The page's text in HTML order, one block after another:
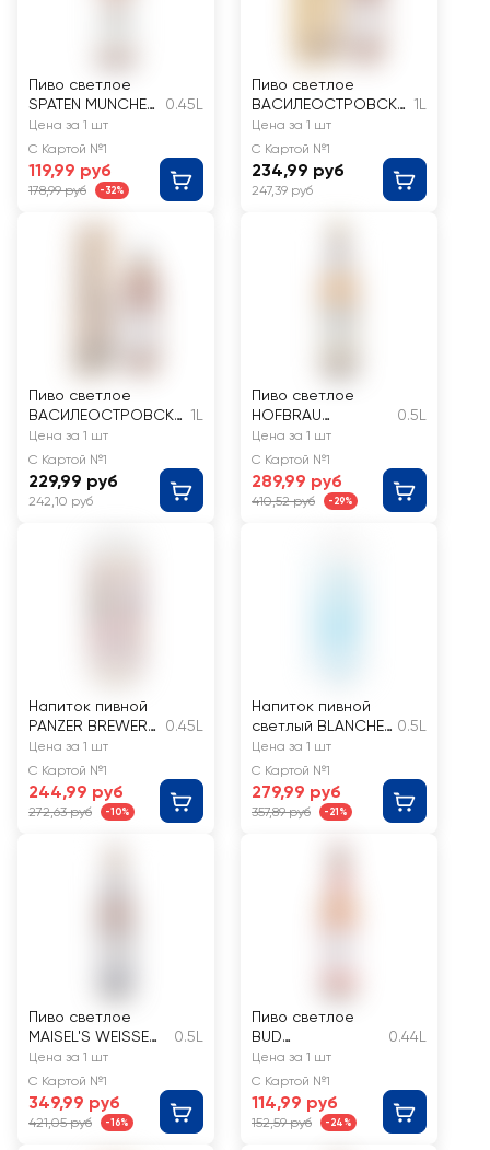
Пиво светлое
SPATEN MUNCHEN
Хеллес
пастеризованно
е 5,2%
0.45L
Цена за 1 шт
С Картой №1
119,99 руб
178,99 руб -32%
Пиво светлое
ВАСИЛЕОСТРОВСКО
Е Пшеничное
нефильтрованное
пастеризованное
неосветленное 4,5%
1L
Цена за 1 шт
С Картой №1
234,99 руб
247,39 руб
Пиво светлое
ВАСИЛЕОСТРОВСКО
Е Домашнее
нефильтрованное
пастеризованное
осветленное 4,5%
1L
Цена за 1 шт
С Картой №1
229,99 руб
242,10 руб
Пиво светлое
HOFBRAU
Хофброй
оригинальное
фильтрованное
пастеризованное,
5,1%
0.5L
Цена за 1 шт
С Картой №1
289,99 руб
410,52 руб -29%
Напиток пивной
PANZER BREWERY
Малинуа
нефильтрованны
й
непастеризованн
0.45L
Цена за 1 шт
С Картой №1
244,99 руб
272,63 руб -10%
Напиток пивной
светлый BLANCHE
DE BRABANT
нефильтрованный
пастеризованный
неосветленный
4,9%
0.5L
Цена за 1 шт
С Картой №1
279,99 руб
357,89 руб -21%
Пиво светлое
MAISEL'S WEISSE
Original
пшеничное
нефильтрованное
непастеризованн
ое 5,1%
0.5L
Цена за 1 шт
С Картой №1
349,99 руб
421,05 руб -16%
Пиво светлое
BUD
пастеризованно
е 5%
0.44L
Цена за 1 шт
С Картой №1
114,99 руб
152,59 руб -24%